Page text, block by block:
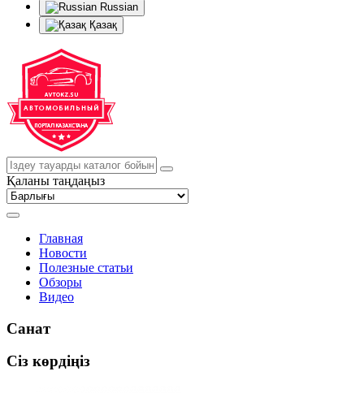
Russian
Қазақ
Қаланы таңдаңыз
Главная
Новости
Полезные статьи
Обзоры
Видео
Санат
Сіз көрдіңіз